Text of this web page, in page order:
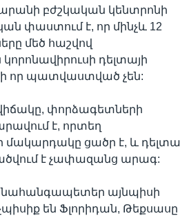
բժշկական կենտրոնի
փաստում է, որ մինչև 12
մեծ հաշվով
դելտայի
որ պատվաստված չեն:
փորձագետների
է, որտեղ
ցածր է, և դելտա
է չափազանց արագ:
նահանգապետեր այնպիսի
են Ֆլորիդան, Թեքսասը